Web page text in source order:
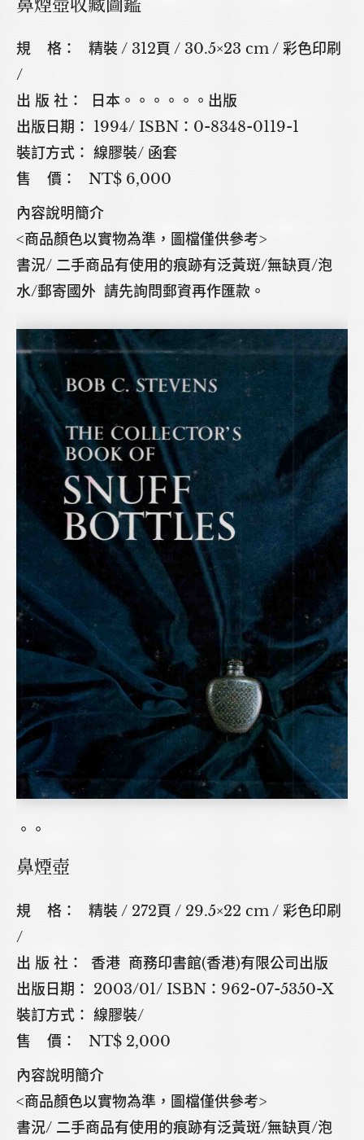
規 格： 精裝 / 312頁 / 30.5×23 cm / 彩色印刷
/
出 版 社： 日本。。。。。。出版
出版日期： 1994/ ISBN：0-8348-0119-1
裝訂方式： 線膠裝/ 函套
售 價： NT$ 6,000
內容說明簡介
<商品顏色以實物為準，圖檔僅供參考>
書況/ 二手商品有使用的痕跡有泛黃斑/無缺頁/泡
水/郵寄國外 請先詢問郵資再作匯款。
。。
鼻煙壺
規 格： 精裝 / 272頁 / 29.5×22 cm / 彩色印刷
/
出 版 社： 香港 商務印書館(香港)有限公司出版
出版日期： 2003/01/ ISBN：962-07-5350-X
裝訂方式： 線膠裝/
售 價： NT$ 2,000
內容說明簡介
<商品顏色以實物為準，圖檔僅供參考>
書況/ 二手商品有使用的痕跡有泛黃斑/無缺頁/泡